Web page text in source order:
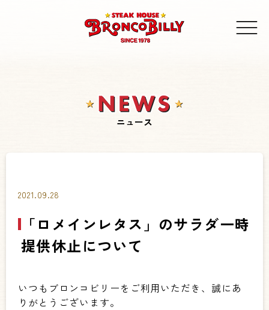
ニュース
2021.09.28
「ロメインレタス」のサラダ一時
提供休止について
いつもブロンコビリーをご利用いただき、誠にあ
りがとうございます。